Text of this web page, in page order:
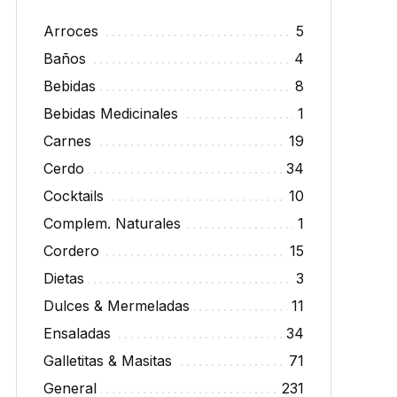
Arroces
5
Baños
4
Bebidas
8
Bebidas Medicinales
1
Carnes
19
Cerdo
34
Cocktails
10
Complem. Naturales
1
Cordero
15
Dietas
3
Dulces & Mermeladas
11
Ensaladas
34
Galletitas & Masitas
71
General
231